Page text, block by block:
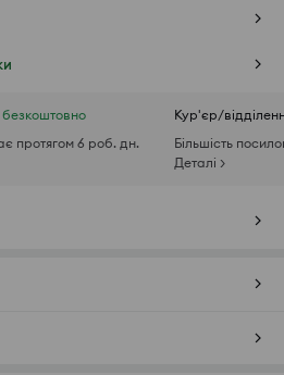
протягом 6 роб. дн.
Кур'єр/
Більшість
Деталі >